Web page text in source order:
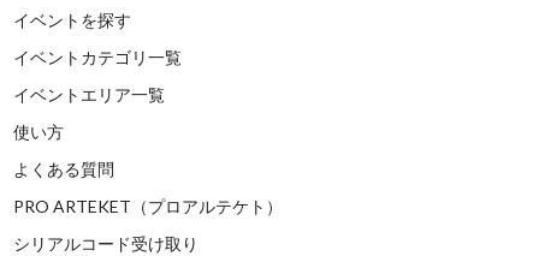
イベントを探す
イベントカテゴリ一覧
イベントエリア一覧
使い方
よくある質問
PRO ARTEKET（プロアルテケト）
シリアルコード受け取り